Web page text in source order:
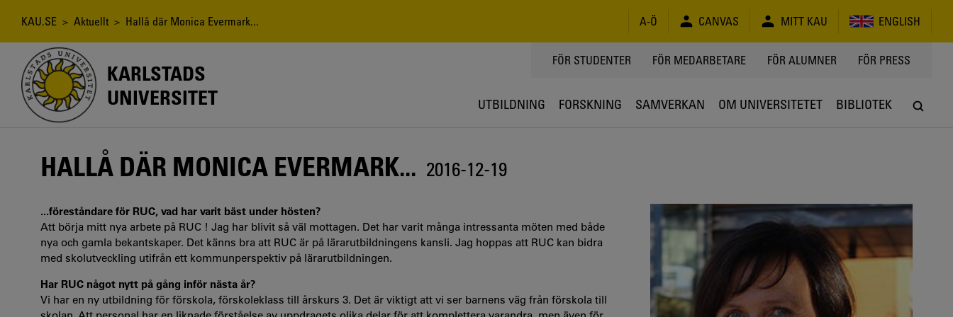
Länkstig
KAU.SE > Aktuellt > Hallå där Monica Evermark... A-Ö CANVAS MITT KAU ENGLISH
KARLSTADS
UNIVERSITET
TOPPMENY
FÖR STUDENTER FÖR MEDARBETARE FÖR ALUMNER FÖR PRESS
UTBILDNING FORSKNING SAMVERKAN OM UNIVERSITETET BIBLIOTEK
HALLÅ DÄR MONICA EVERMARK... 2016-12-19
...föreståndare för RUC, vad har varit bäst under hösten?
Att börja mitt nya arbete på RUC ! Jag har blivit så väl mottagen. Det har varit många intressanta möten med både
nya och gamla bekantskaper. Det känns bra att RUC är på lärarutbildningens kansli. Jag hoppas att RUC kan bidra
med skolutveckling utifrån ett kommunperspektiv på lärarutbildningen.
Har RUC något nytt på gång inför nästa år?
Vi har en ny utbildning för förskola, förskoleklass till årskurs 3. Det är viktigt att vi ser barnens väg från förskola till